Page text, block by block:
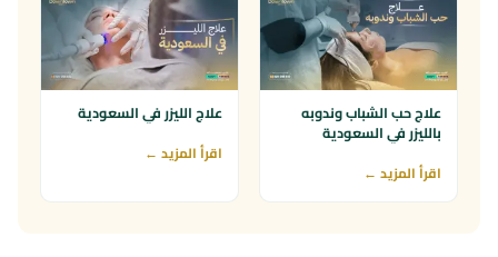
علاج حب الشباب وندوبه
بالليزر في السعودية
اقرأ المزيد ←
علاج الليزر في السعودية
اقرأ المزيد ←